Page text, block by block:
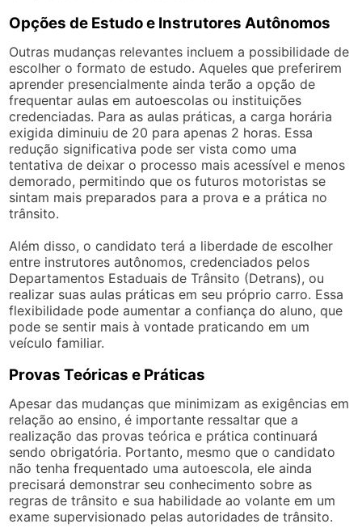
Opções de Estudo e Instrutores Autônomos
Outras mudanças relevantes incluem a possibilidade de
escolher o formato de estudo. Aqueles que preferirem
aprender presencialmente ainda terão a opção de
frequentar aulas em autoescolas ou instituições
credenciadas. Para as aulas práticas, a carga horária
exigida diminuiu de 20 para apenas 2 horas. Essa
redução significativa pode ser vista como uma
tentativa de deixar o processo mais acessível e menos
demorado, permitindo que os futuros motoristas se
sintam mais preparados para a prova e a prática no
trânsito.
Além disso, o candidato terá a liberdade de escolher
entre instrutores autônomos, credenciados pelos
Departamentos Estaduais de Trânsito (Detrans), ou
realizar suas aulas práticas em seu próprio carro. Essa
flexibilidade pode aumentar a confiança do aluno, que
pode se sentir mais à vontade praticando em um
veículo familiar.
Provas Teóricas e Práticas
Apesar das mudanças que minimizam as exigências em
relação ao ensino, é importante ressaltar que a
realização das provas teórica e prática continuará
sendo obrigatória. Portanto, mesmo que o candidato
não tenha frequentado uma autoescola, ele ainda
precisará demonstrar seu conhecimento sobre as
regras de trânsito e sua habilidade ao volante em um
exame supervisionado pelas autoridades de trânsito.